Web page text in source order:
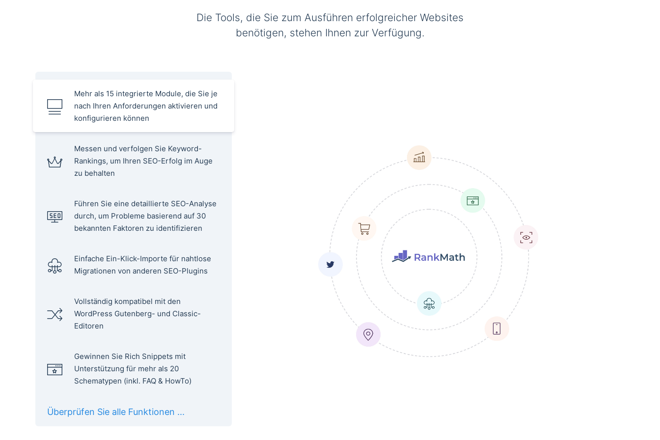
Die Tools, die Sie zum Ausführen erfolgreicher Websites
benötigen, stehen Ihnen zur Verfügung.
Mehr als 15 integrierte Module, die Sie je
nach Ihren Anforderungen aktivieren und
konfigurieren können
Messen und verfolgen Sie Keyword-
Rankings, um Ihren SEO-Erfolg im Auge
zu behalten
Führen Sie eine detaillierte SEO-Analyse
durch, um Probleme basierend auf 30
bekannten Faktoren zu identifizieren
Einfache Ein-Klick-Importe für nahtlose
Migrationen von anderen SEO-Plugins
Vollständig kompatibel mit den
WordPress Gutenberg- und Classic-
Editoren
Gewinnen Sie Rich Snippets mit
Unterstützung für mehr als 20
Schematypen (inkl. FAQ & HowTo)
Überprüfen Sie alle Funktionen ...